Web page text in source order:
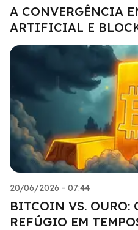
A CONVERGÊNCIA
ARTIFICIAL E
20/06/2026 - 07:44
BITCOIN VS. OURO:
REFÚGIO EM